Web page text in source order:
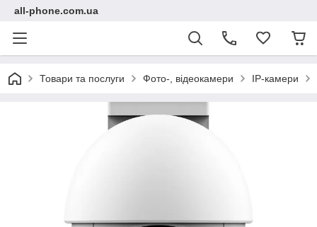
all-phone.com.ua
Товари та послуги Фото-, відеокамери IP-камери